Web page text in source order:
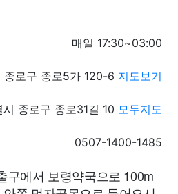
매일 17:30~03:00
종로구 종로5가 120-6 지도보기
시 종로구 종로31길 10 모두지도
0507-1400-1485
구에서 보령약국으로 100m